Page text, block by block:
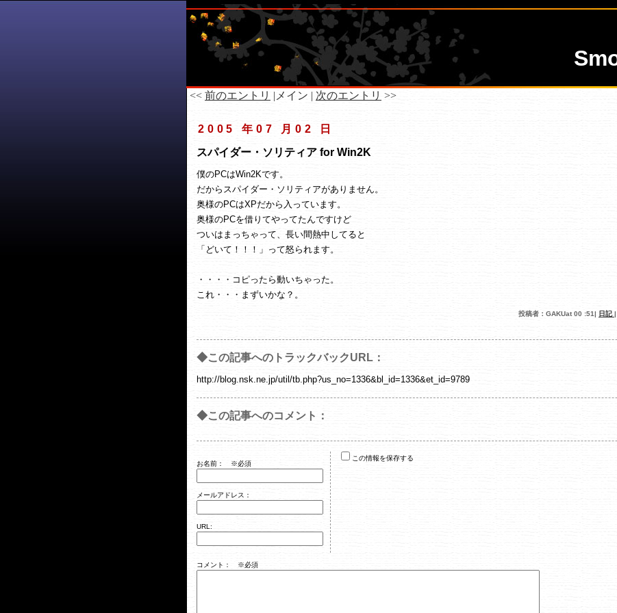
<< 前のエントリ |メイン | 次のエントリ >>
2005 年07 月02 日
スパイダー・ソリティア for Win2K
僕のPCはWin2Kです。
だからスパイダー・ソリティアがありません。
奥様のPCはXPだから入っています。
奥様のPCを借りてやってたんですけど
ついはまっちゃって、長い間熱中してると
「どいて！！！」って怒られます。
・・・・コピったら動いちゃった。
これ・・・まずいかな？。
投稿者：GAKUat 00 :51| 日記|
◆この記事へのトラックバックURL：
http://blog.nsk.ne.jp/util/tb.php?us_no=1336&bl_id=1336&et_id=9789
◆この記事へのコメント：
お名前： ※必須
メールアドレス：
URL:
この情報を保存する
コメント： ※必須